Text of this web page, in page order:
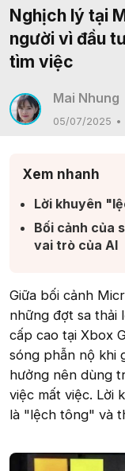
Nghịch lý tại
người vì đầu
tìm việc
Mai Nhung
05/07/2025
Xem nhanh
Lời khuyên
Bối cảnh của
vai trò của AI​
Giữa bối cảnh
những đợt sa thải
cấp cao tại Xbox
sóng phẫn nộ khi
hưởng nên dùng
việc mất việc. Lời
là "lệch tông" và